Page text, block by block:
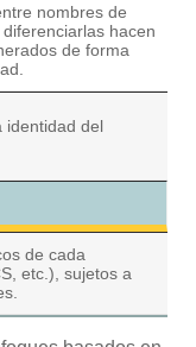
nombres de
hacen
de forma
identidad del
de cada
etc.), sujetos a